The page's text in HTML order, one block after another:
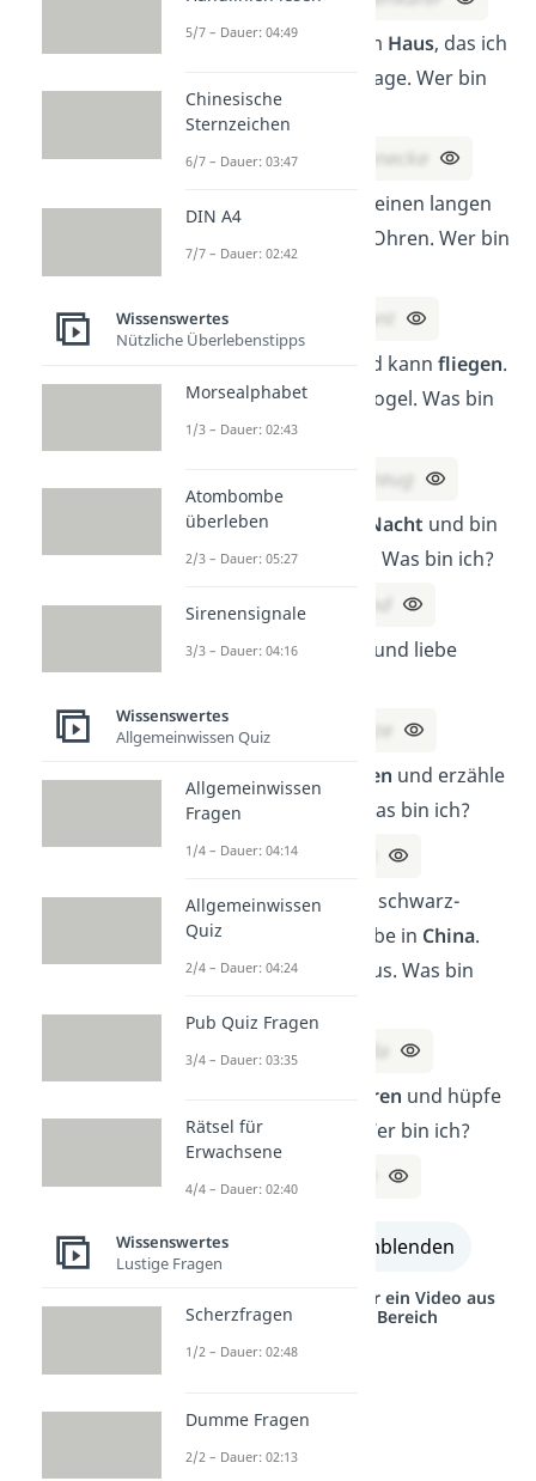
Ich wohne in einem Haus, das ich
auf dem Rücken trage. Wer bin
ich?
Lösung:
Eine Schnecke
Ich bin grau, habe einen langen
und große Ohren. Wer bin
Lösung:
Ein Elefant
Ich habe Flügel und kannfliegen.
Aber ich bin kein Vogel. Was bin
ich?
Ein Flugzeug
Ich leuchte in der
Nacht und bin
rund wie ein Teller. Was bin ich?
Lösung: Der Mond
Ich mache
und liebe
Lösung:
Eine Katze
Ich habe viele
Seiten und erzähle
dir Geschichten. Was bin ich?
Lösung:
Ich bin ein Tier mit schwarz-
weißem Fell und lebe in China.
Ich esse viel Bambus. Was bin
Lösung:
Ein Panda
Ohren und hüpfe
durch den Wald. Wer bin ich?
alle Lösungen einblenden
Studyflix vernetzt: Hier ein Video aus
einem anderen Bereich
5/7 – Dauer: 04:49
Chinesische
Sternzeichen
6/7 – Dauer: 03:47
DIN A4
7/7 – Dauer: 02:42
Wissenswertes
Nützliche Überlebenstipps
Morsealphabet
1/3 – Dauer: 02:43
Atombombe
überleben
2/3 – Dauer: 05:27
Sirenensignale
3/3 – Dauer: 04:16
Wissenswertes
Allgemeinwissen Quiz
Allgemeinwissen
Fragen
1/4 – Dauer: 04:14
Allgemeinwissen
Quiz
2/4 – Dauer: 04:24
Pub Quiz Fragen
3/4 – Dauer: 03:35
Rätsel für
Erwachsene
4/4 – Dauer: 02:40
Wissenswertes
Lustige Fragen
Scherzfragen
1/2 – Dauer: 02:48
Dumme Fragen
2/2 – Dauer: 02:13